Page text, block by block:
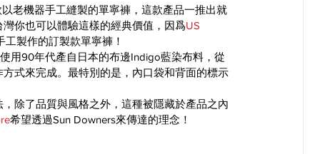
你也可以體驗這樣的經典價值，因爲US
製作的訂製款單寧褲！
用90年代產自日本的布邊Indigo藍染布料，從
式來完成。最特別的是，內口袋和背面的標示
除了品質與風格之外，這種被隱藏於產品之內
希望透過Sun Downers來傳達的理念！